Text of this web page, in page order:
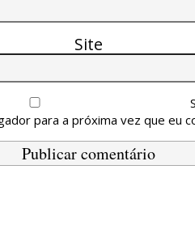
Site
para a próxima vez que eu